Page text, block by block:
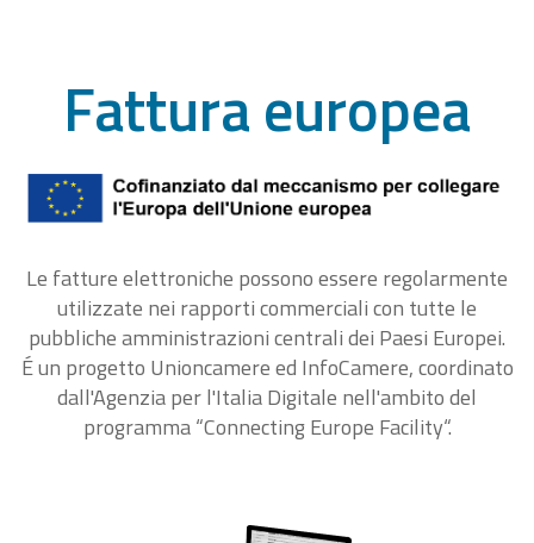
Fattura europea
Le fatture elettroniche possono essere regolarmente
utilizzate nei rapporti commerciali con tutte le
pubbliche amministrazioni centrali dei Paesi Europei.
É un progetto Unioncamere ed InfoCamere, coordinato
dall'Agenzia per l'Italia Digitale nell'ambito del
programma “Connecting Europe Facility“.